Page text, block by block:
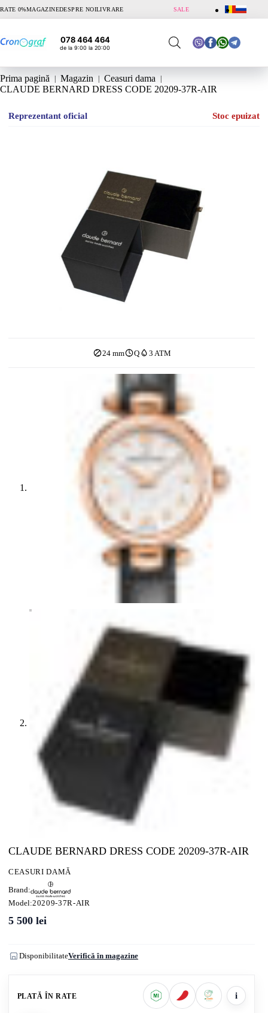
RATE 0%MAGAZINEDESPRE NOILIVRARE SALE
078 464 464
de la 9:00 la 20:00
Prima pagină Magazin
Ceasuri dama
CLAUDE BERNARD DRESS CODE 20209-37R-AIR
Reprezentant oficial Stoc epuizat
24 mm Q 3 ATM
CLAUDE BERNARD DRESS CODE 20209-37R-AIR
CEASURI DAMĂ
Brand:
Model:20209-37R-AIR
5 500 lei
DisponibilitateVerifică în magazine
PLATĂ ÎN RATE i